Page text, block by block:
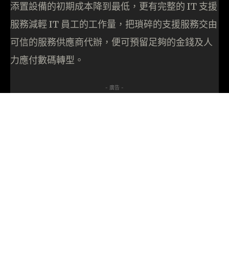
添置設備的初期成本降到最低，更有完整的 IT 支援
服務減輕 IT 員工的工作量，把瑣碎的支援服務交由
可信的服務供應商代辦，便可預留足夠的金錢及人
力應付數碼轉型。
- 廣告 -